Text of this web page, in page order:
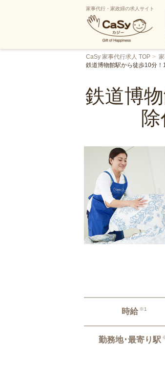
家事代行・家政婦の求人サイト
CaSy 家事代行求人 TOP
鉄道博物館駅から徒歩10分！
鉄道博
時給 ※1
勤務地･最寄り駅